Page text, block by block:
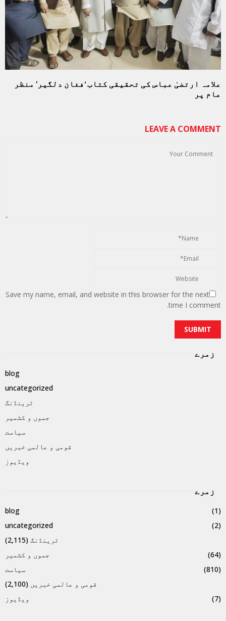
علامہ ارتضیٰ عباس کی تحقیقی کتاب ‘فغان دلگیر’ منظر
عام پر
LEAVE A COMMENT
Save my name, email, and website in this browser for the next
time I comment.
زمرے
blog
uncategorized
ٹرینڈنگ
جموں و کشمیر
سیاست
قومی و عالمی خبریں
ویڈیوز
زمرے
blog
(1)
uncategorized
(2)
ٹرینڈنگ (2,115)
جموں و کشمیر
(64)
سیاست
(810)
قومی و عالمی خبریں (2,100)
ویڈیوز
(7)